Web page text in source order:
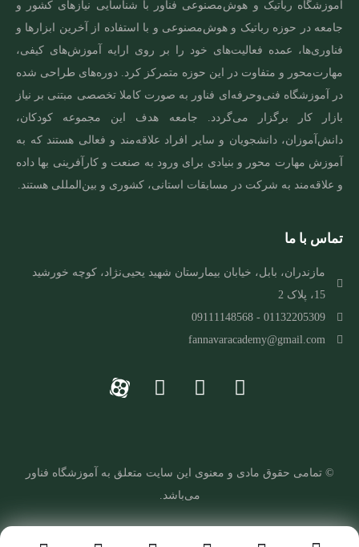
آموزشگاه رباتیک و هوش‌مصنوعی فناور با شناسایی نیازهای کشور و
جامعه در حوزه رباتیک و هوش‌مصنوعی و با استفاده از آخرین ابزارها و
فناوری‌ها، عمده فعالیت‌های خود را بر روی ارایه آموزش‌های کیفی،
مهارت‌محور و متفاوت در این حوزه متمرکز کرد. دوره‌های طراحی شده
در آموزشگاه فنی‌و‌حرفه‌ای فناور به صورت کاملا تخصصی مبتنی بر نیاز
بازار کار برگزار می‌گردد. جامعه هدف این مجموعه کودکان،
دانش‌آموزان، دانشجویان و سایر افراد علاقه‌مند و فعالی هستند که به
آموزش مهارت‌ محور و بنیادی برای ورود به صنعت و کارآفرینی بها داده
و علاقه‌مند به شرکت در مسابقات استانی، کشوری و بین‌المللی هستند.
تماس با ما
مازندران، بابل، خیابان بیمارستان شهید یحیی‌نژاد، کوچه خورشید
15، پلاک 2
01132205309 - 09111148568
fannavaracademy@gmail.com
© تمامی حقوق مادی و معنوی این سایت متعلق به
موزشگاه فناور
می‌باشد.